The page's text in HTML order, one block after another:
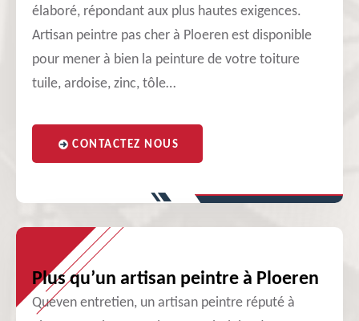
élaboré, répondant aux plus hautes exigences.
Artisan peintre pas cher à Ploeren est disponible
pour mener à bien la peinture de votre toiture
tuile, ardoise, zinc, tôle…
CONTACTEZ NOUS
Plus qu’un artisan peintre à Ploeren
Queven entretien, un artisan peintre réputé à